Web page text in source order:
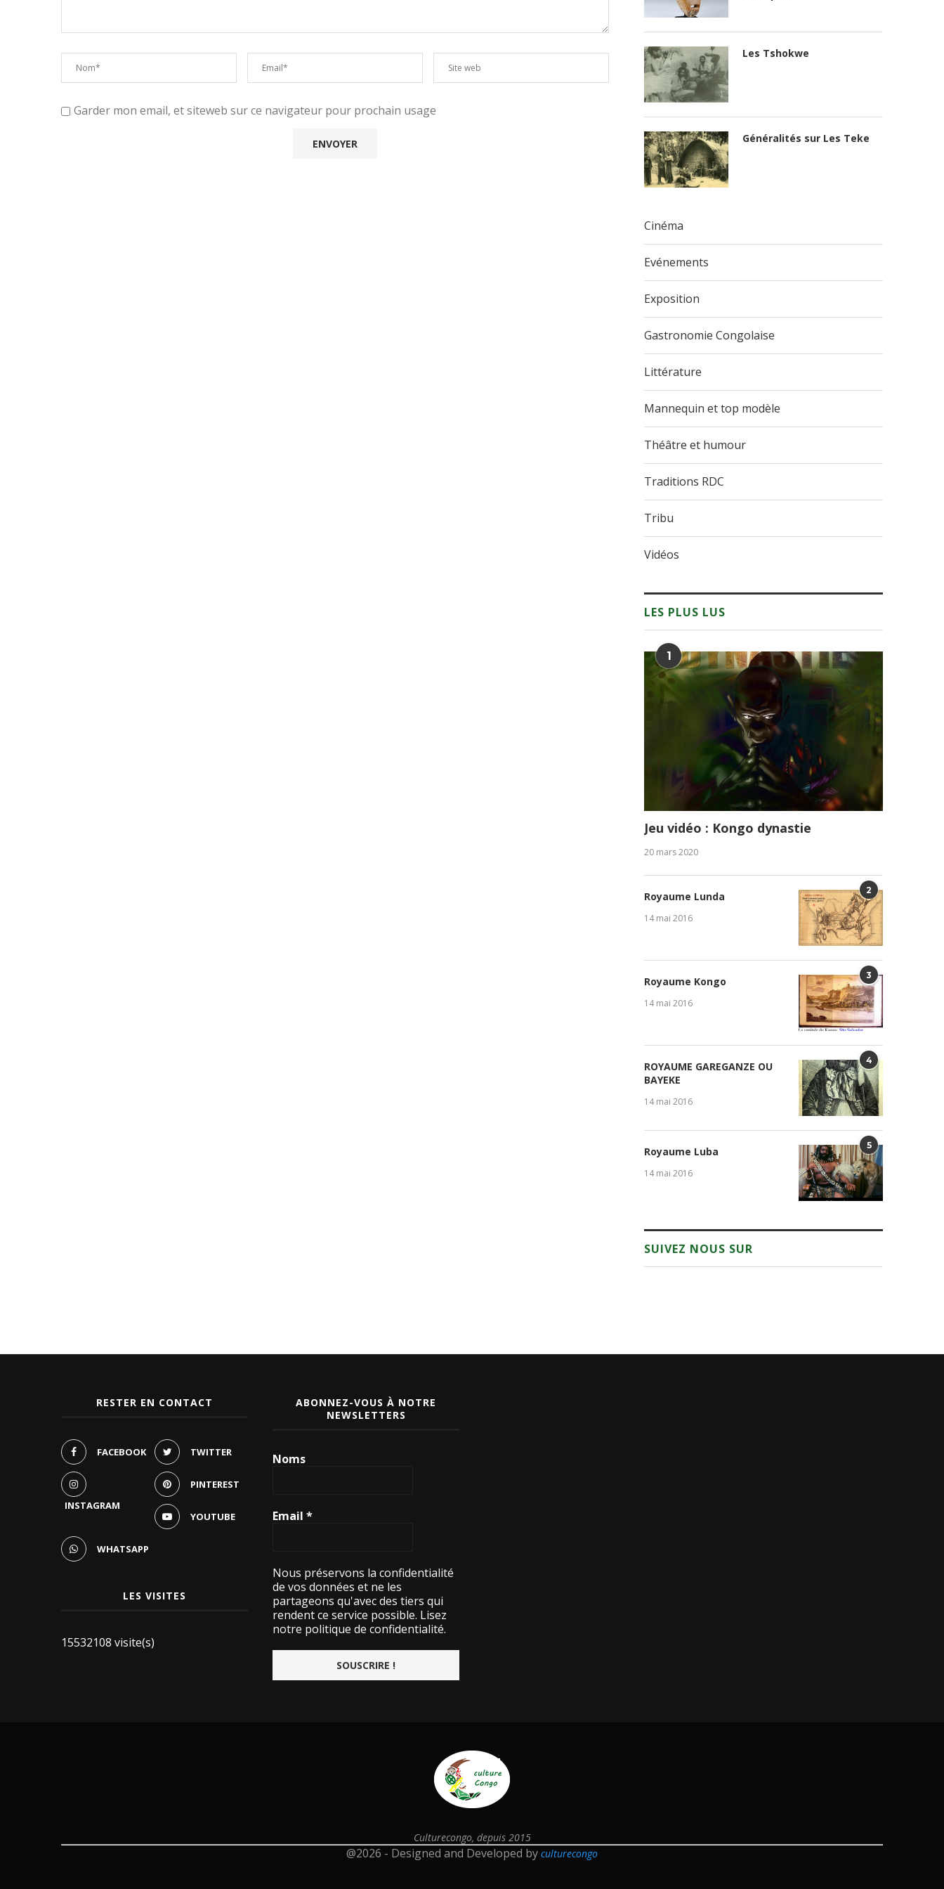
Garder mon email, et siteweb sur ce navigateur pour prochain usage
Les Tshokwe
Généralités sur Les Teke
Cinéma
Evénements
Exposition
Gastronomie Congolaise
Littérature
Mannequin et top modèle
Théâtre et humour
Traditions RDC
Tribu
Vidéos
LES PLUS LUS
1
Jeu vidéo : Kongo dynastie
20 mars 2020
2
Royaume Lunda
14 mai 2016
3
Royaume Kongo
14 mai 2016
4
ROYAUME GAREGANZE OU
BAYEKE
14 mai 2016
5
Royaume Luba
14 mai 2016
SUIVEZ NOUS SUR
RESTER EN CONTACT
FACEBOOK TWITTER
INSTAGRAM
PINTEREST
YOUTUBE
WHATSAPP
LES VISITES
15532108 visite(s)
ABONNEZ-VOUS À NOTRE
NEWSLETTERS
Noms
Email*
Nous préservons la confidentialité
de vos données et ne les
partageons qu'avec des tiers qui
rendent ce service possible. Lisez
notre politique de confidentialité.
Culturecongo, depuis 2015
@2026 - Designed and Developed by culturecongo